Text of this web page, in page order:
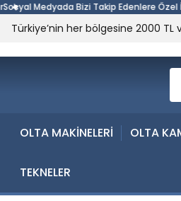
Medyada Bizi Takip Edenlere Özel
Türkiye’nin her bölgesine 2000
OLTA MAKİNELERİ OLTA
TEKNELER